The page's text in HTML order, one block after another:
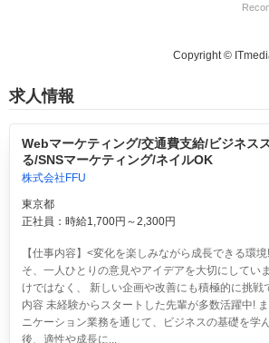
Copyright ©
求人情報
Webマーケティング/交通費支給/ビジネス
る/SNSマーケティング/ネイルOK
株式会社FFU
東京都
正社員：時給1,700円～2,300円
【仕事内容】<変化を楽しみながら成長できる環
そ、一人ひとりの意見やアイデアを大切にしてい
けではなく、 新しい企画や改善にも積極的に挑戦
内容 未経験からスタートした先輩が多数活躍中!
ニケーション業務を通じて、ビジネスの基礎を学
後、適性や成長に...